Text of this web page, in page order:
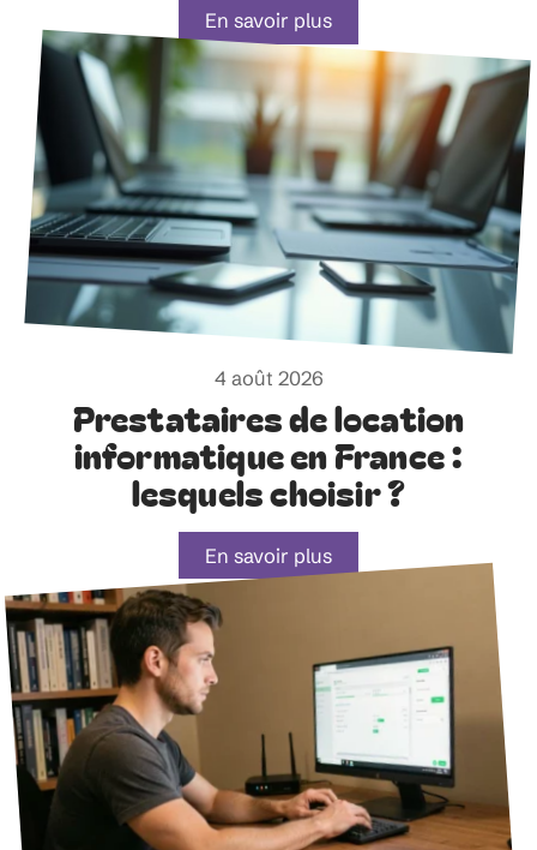
En savoir plus
4 août 2026
Prestataires de location
informatique en France :
lesquels choisir ?
En savoir plus